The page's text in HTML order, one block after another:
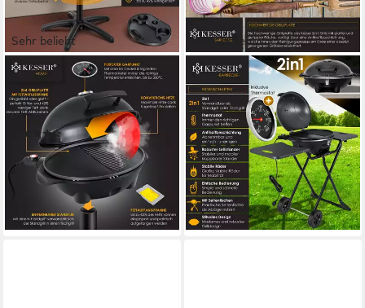
Sehr beliebt
KESSER
Elektro-Standgrill
70 x 121 x 70 cm B/H/T
(24)
119,80 €
10,94 € mtl. in 12 Raten
lieferbar - in 4-5 Werktagen bei dir
Sehr beliebt
KESSER
Elektro-Standgrill, elektrischer
Elektrogrill 2in1 Tischgrill
Standgrill Deckel
(63)
159,80 €
14,59 €mtl. in 12 Raten
lieferbar - in 4-5 Werktagen bei dir